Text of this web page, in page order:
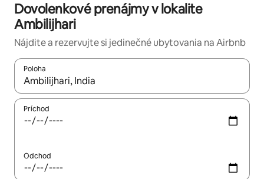
Dovolenkové prenájmy v lokalite
Ambilijhari
Nájdite a rezervujte si jedinečné ubytovania na Airbnb
Poloha
Keď budú výsledky k dispozícii, môžete si ich prechádzať
Príchod
Odchod